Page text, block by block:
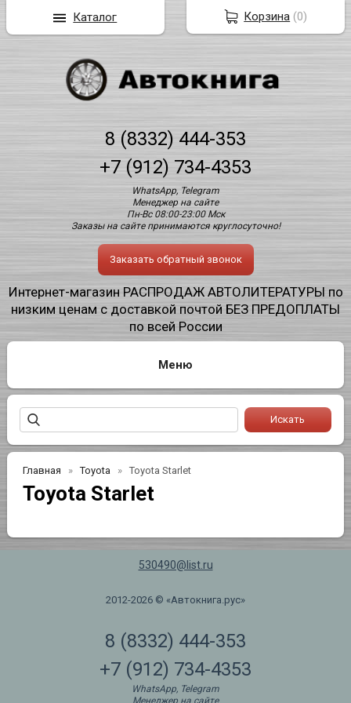
8 (8332) 444-353
+7 (912) 734-4353
WhatsApp, Telegram
Менеджер на сайте
Пн-Вс 08:00-23:00 Мск
Заказы на сайте принимаются круглосуточно!
Заказать обратный звонок
Интернет-магазин РАСПРОДАЖ АВТОЛИТЕРАТУРЫ по
низким ценам с доставкой почтой БЕЗ ПРЕДОПЛАТЫ
по всей России
Главная Toyota Toyota Starlet
Toyota Starlet
530490@list.ru
2012-2026 © «Автокнига.рус»
8 (8332) 444-353
+7 (912) 734-4353
WhatsApp, Telegram
Менеджер на сайте
Корзина (0)
Каталог